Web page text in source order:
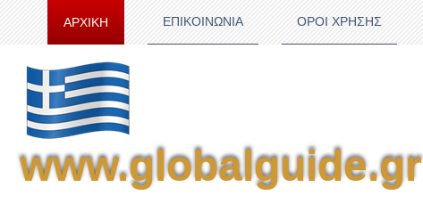
ΑΡΧΙΚΗ ΕΠΙΚΟΙΝΩΝΙΑ ΟΡΟΙ ΧΡΗΣΗΣ
www.globalguide.gr